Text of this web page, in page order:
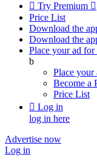
 Try Premium 
Price List
Download the
Download the
Place your ad for
b
Place your
Become a
Price List
 Log in
log in here
Advertise now
Log in